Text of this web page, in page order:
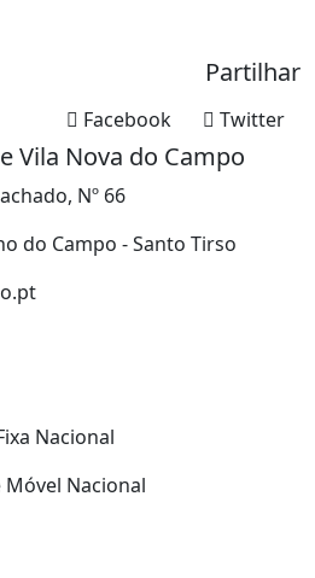
Partilhar
Twitter
Facebook
Vila Nova do Campo
Nº 66
do Campo - Santo Tirso
Nacional
Nacional